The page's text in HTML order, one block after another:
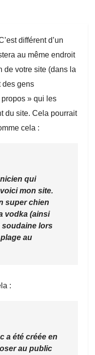
différent d’un
au même endroit
de votre site (dans la
des gens
» qui les
du site. Cela pourrait
cela :
qui
mon site.
super chien
vodka (ainsi
soudaine lors
au
:
a été créée en
au public